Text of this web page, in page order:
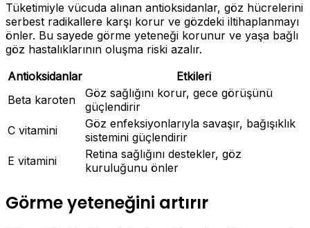
Tüketimiyle vücuda alınan antioksidanlar, göz hücrelerini
serbest radikallere karşı korur ve gözdeki iltihaplanmayı
önler. Bu sayede görme yeteneği korunur ve yaşa bağlı
göz hastalıklarının oluşma riski azalır.
Antioksidanlar
Etkileri
Beta karoten
Göz sağlığını korur, gece görüşünü
güçlendirir
C vitamini
Göz enfeksiyonlarıyla savaşır, bağışıklık
sistemini güçlendirir
E vitamini
Retina sağlığını destekler, göz
kuruluğunu önler
Görme yeteneğini artırır